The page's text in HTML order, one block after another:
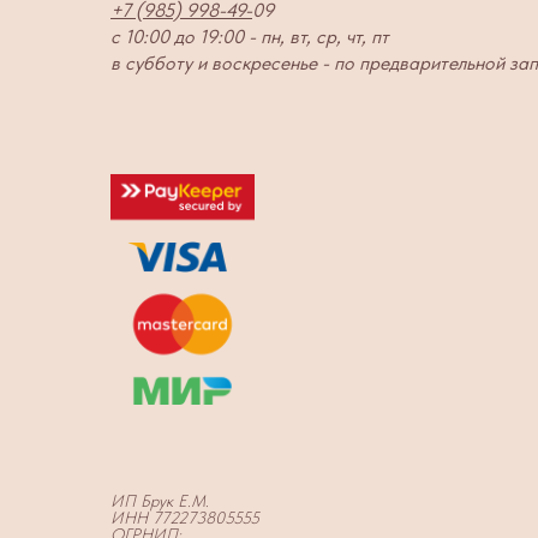
+7 (985) 998-49-09
с 10:00 до 19:00 - пн, вт, ср, чт, пт
в субботу и воскресенье - по предварительной
ИП Брук Е.М.
ИНН 772273805555
ОГРНИП: